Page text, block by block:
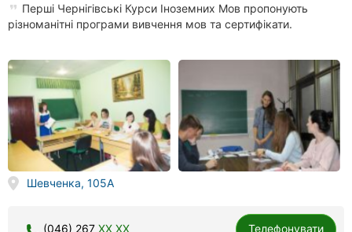
Перші Чернігівські Курси Іноземних Мов пропонують
різноманітні програми вивчення мов та сертифікати.
Шевченка, 105А
(046) 267 XX XX Телефонувати